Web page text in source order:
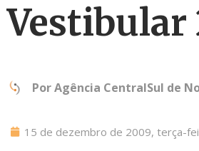
Vestibular
PorAgência CentralSul de
15 de dezembro de 2009, terça-